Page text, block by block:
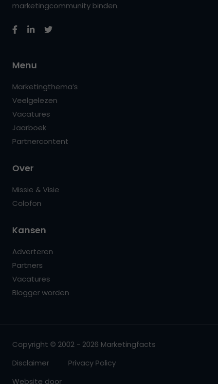
marketingcommunity binden.
Menu
Marketingthema’s
Veelgelezen
Vacatures
Jaarboek
Partnercontent
Over
Missie & Visie
Colofon
Kansen
Adverteren
Partners
Vacatures
Blogger worden
Copyright © 2002 - 2026 Marketingfacts
Disclaimer
Privacy Policy
Website door